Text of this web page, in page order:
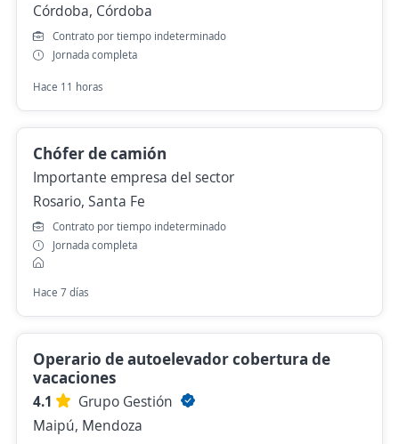
Córdoba, Córdoba
Contrato por tiempo indeterminado
Jornada completa
Hace 11 horas
Chófer de camión
Importante empresa del sector
Rosario, Santa Fe
Contrato por tiempo indeterminado
Jornada completa
Hace 7 días
Operario de autoelevador cobertura de
vacaciones
4.1
Grupo Gestión
Maipú, Mendoza